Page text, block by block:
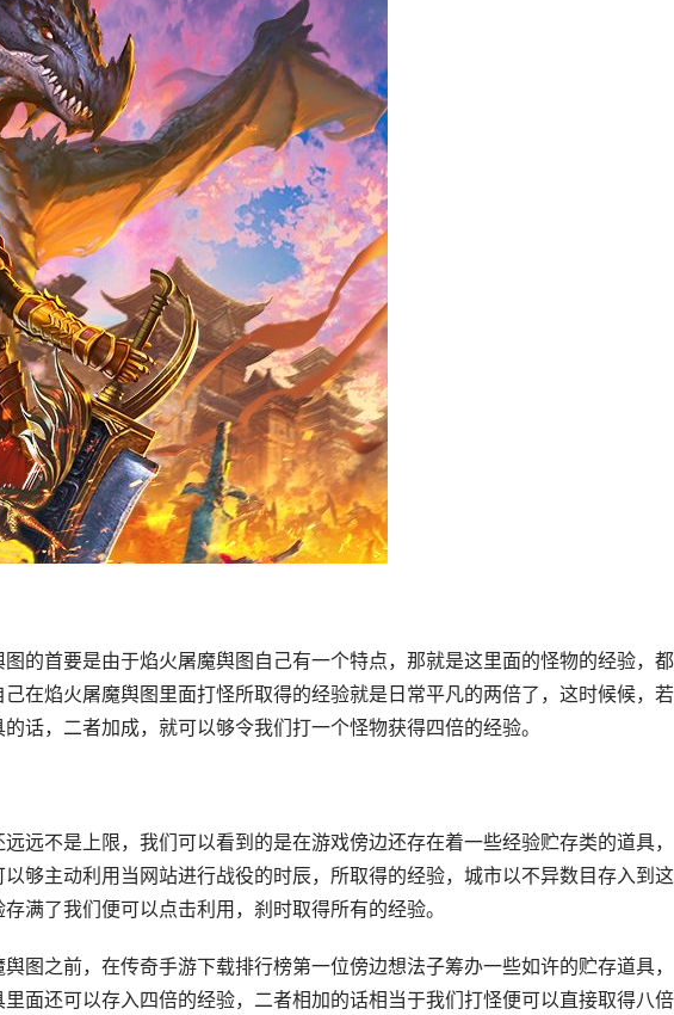
的首要是由于焰火屠魔舆图自己有一个特点，那就是这里面的怪物的经验，
在焰火屠魔舆图里面打怪所取得的经验就是日常平凡的两倍了，这时候候，
话，二者加成，就可以够令我们打一个怪物获得四倍的经验。
远不是上限，我们可以看到的是在游戏傍边还存在着一些经验贮存类的道具
够主动利用当网站进行战役的时辰，所取得的经验，城市以不异数目存入到
满了我们便可以点击利用，刹时取得所有的经验。
图之前，在传奇手游下载排行榜第一位傍边想法子筹办一些如许的贮存道具
面还可以存入四倍的经验，二者相加的话相当于我们打怪便可以直接取得八